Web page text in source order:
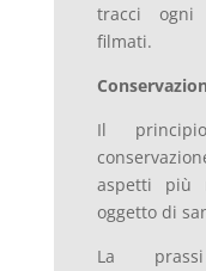
tracci ogni
filmati.
Il
aspetti più
oggetto di
La